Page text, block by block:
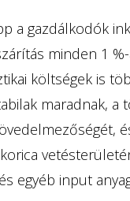
a gazdálkodók
minden 1
költségek is
maradnak,
egyéb input